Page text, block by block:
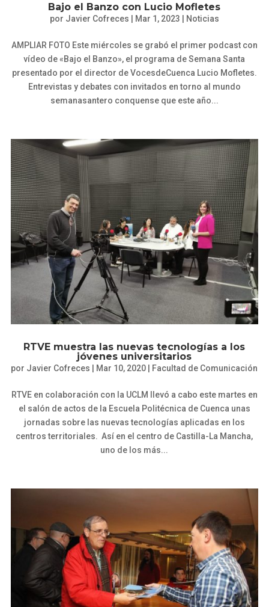
Bajo el Banzo con Lucio Mofletes
por Javier Cofreces Mar 1, 2023 Noticias
AMPLIAR FOTO Este miércoles se grabó el primer podcast con
vídeo de «Bajo el Banzo», el programa de Semana Santa
presentado por el director de VocesdeCuenca Lucio Mofletes.
Entrevistas y debates con invitados en torno al mundo
semanasantero conquense que este año...
RTVE muestra las nuevas tecnologías a los
jóvenes universitarios
por Javier Cofreces Mar 10, 2020 Facultad de Comunicación
RTVE en colaboración con la UCLM llevó a cabo este martes en
el salón de actos de la Escuela Politécnica de Cuenca unas
jornadas sobre las nuevas tecnologías aplicadas en los
centros territoriales. Así en el centro de Castilla-La Mancha,
uno de los más...